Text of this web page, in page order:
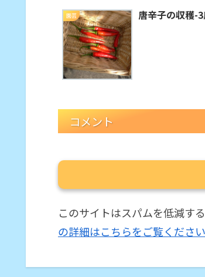
園芸 唐辛子の収穫-
コメント
このサイトはスパムを低減す
の詳細はこちらをご覧ください